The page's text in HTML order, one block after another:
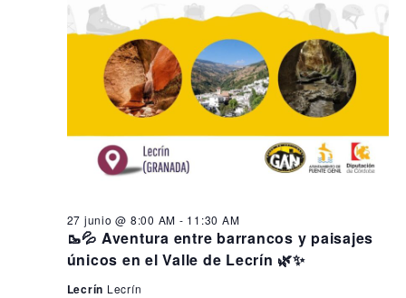
🥾💦 Aventura entre barrancos y paisajes
únicos en el Valle de Lecrín 🌿✨
27 junio @ 8:00 AM - 11:30 AM
Lecrín Lecrín